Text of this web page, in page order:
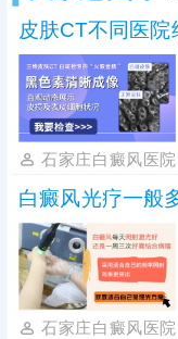
皮肤CT不同医
石家庄白癜风医院
白癜风光疗一般
石家庄白癜风医院